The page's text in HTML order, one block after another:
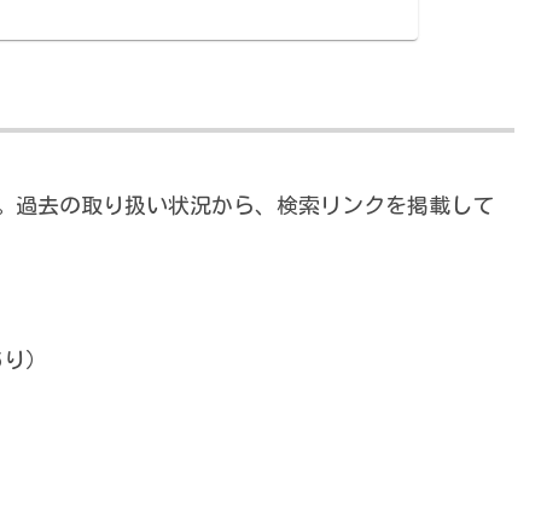
過去の取り扱い状況から、検索リンクを掲載して
）